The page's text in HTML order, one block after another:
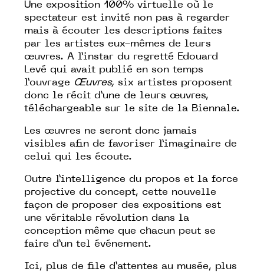
Une exposition 100% virtuelle où le
spectateur est invité non pas à regarder
mais à écouter les descriptions faites
par les artistes eux-mêmes de leurs
œuvres. A l’instar du regretté Edouard
Levé qui avait publié en son temps
l’ouvrage Œuvres, six artistes proposent
donc le récit d’une de leurs œuvres,
téléchargeable sur le site de la Biennale.
Les œuvres ne seront donc jamais
visibles afin de favoriser l’imaginaire de
celui qui les écoute.
Outre l’intelligence du propos et la force
projective du concept, cette nouvelle
façon de proposer des expositions est
une véritable révolution dans la
conception même que chacun peut se
faire d’un tel événement.
Ici, plus de file d’attentes au musée, plus